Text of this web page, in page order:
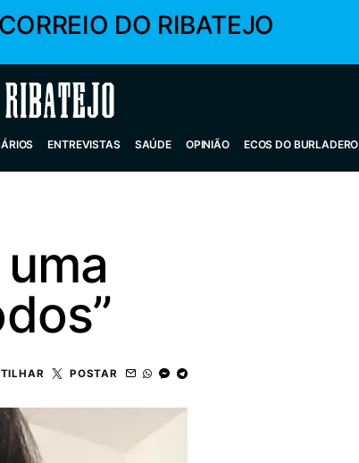
DO RIBATEJO
ENTREVISTAS SAÚDE OPINIÃO ECOS DO BURLADERO
POSTAR